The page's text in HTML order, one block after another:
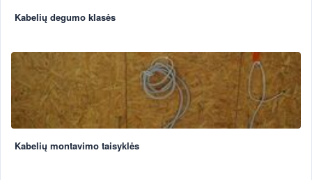
Kabelių degumo klasės
Kabelių montavimo taisyklės